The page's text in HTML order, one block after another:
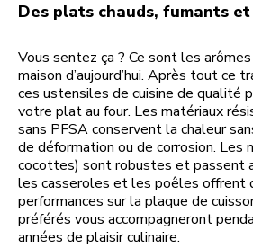
Des plats chauds, fumants
Vous sentez ça ? Ce sont les
maison d’aujourd’hui. Après tout ce
ces ustensiles de cuisine de qualité
votre plat au four. Les matériaux
sans PFSA conservent la chaleur
de déformation ou de corrosion. Les
cocottes) sont robustes et passent
les casseroles et les poêles offrent
performances sur la plaque de
préférés vous accompagneront
années de plaisir culinaire.